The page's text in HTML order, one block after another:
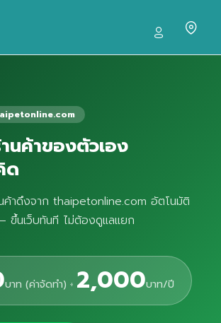
นค้าของตัวเอง
ด
ค้าดึงจาก thaipetonline.com อัตโนมัติ
ขึ้นเว็บทันที ไม่ต้องดูแลแยก
บาท (ค่าจัดทำ) + 2,000บาท/ปี